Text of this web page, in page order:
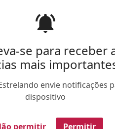
se para receber
mais
envie notificações
dispositivo
permitir Permitir
palco por orientações
ANUNCIE NO ESTRELANDO